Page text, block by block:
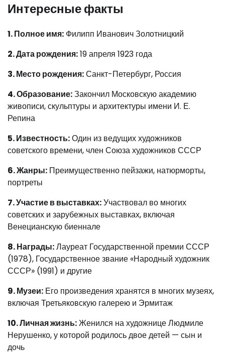
Интересные факты
1. Полное имя: Филипп Иванович Золотницкий
2. Дата рождения:19 апреля 1923 года
3. Место рождения:Санкт-Петербург, Россия
4. Образование:Закончил Московскую академию
живописи, скульптуры и архитектуры имени И. Е.
Репина
5. Известность:Один из ведущих художников
советского времени, член Союза художников СССР
6. Жанры: Преимущественно пейзажи, натюрморты,
портреты
7. Участие в выставках:Участвовал во многих
советских и зарубежных выставках, включая
Венецианскую биеннале
8. Награды:Лауреат Государственной премии СССР
(1978), Государственное звание «Народный художник
СССР» (1991) и другие
9. Музеи: Его произведения хранятся в многих музеях,
включая Третьяковскую галерею и Эрмитаж
10. Личная жизнь:Женился на художнице Людмиле
Нерушенко, у которой родилось двое детей — сын и
дочь